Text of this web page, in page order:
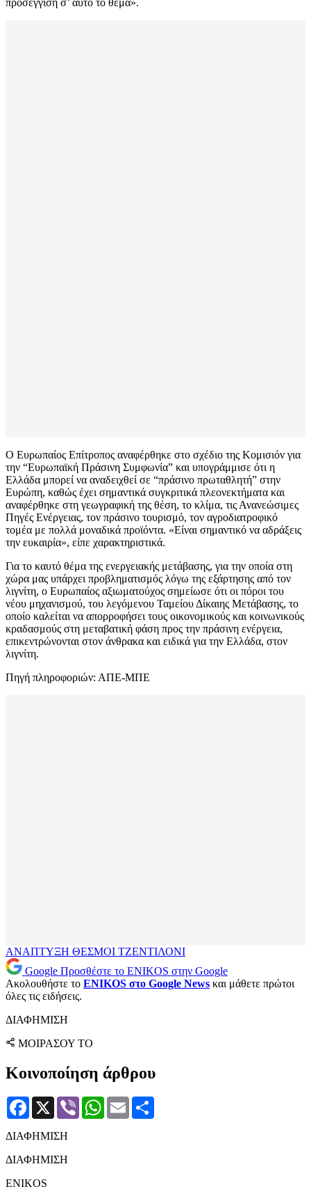
προσέγγιση σ’ αυτό το θέμα».
Ο Ευρωπαίος Επίτροπος αναφέρθηκε στο σχέδιο της Κομισιόν για
την “Ευρωπαϊκή Πράσινη Συμφωνία” και υπογράμμισε ότι η
Ελλάδα μπορεί να αναδειχθεί σε “πράσινο πρωταθλητή” στην
Ευρώπη, καθώς έχει σημαντικά συγκριτικά πλεονεκτήματα και
αναφέρθηκε στη γεωγραφική της θέση, το κλίμα, τις Ανανεώσιμες
Πηγές Ενέργειας, τον πράσινο τουρισμό, τον αγροδιατροφικό
τομέα με πολλά μοναδικά προϊόντα. «Είναι σημαντικό να αδράξεις
την ευκαιρία», είπε χαρακτηριστικά.
Για το καυτό θέμα της ενεργειακής μετάβασης, για την οποία στη
χώρα μας υπάρχει προβληματισμός λόγω της εξάρτησης από τον
λιγνίτη, ο Ευρωπαίος αξιωματούχος σημείωσε ότι οι πόροι του
νέου μηχανισμού, του λεγόμενου Ταμείου Δίκαιης Μετάβασης, το
οποίο καλείται να απορροφήσει τους οικονομικούς και κοινωνικούς
κραδασμούς στη μεταβατική φάση προς την πράσινη ενέργεια,
επικεντρώνονται στον άνθρακα και ειδικά για την Ελλάδα, στον
λιγνίτη.
Πηγή πληροφοριών: ΑΠΕ-ΜΠΕ
ΑΝΑΠΤΥΞΗ ΘΕΣΜΟΙ ΤΖΕΝΤΙΛΟΝΙ
Google Προσθέστε το ENIKOS στην Google
Ακολουθήστε το ENIKOS στο Google News και μάθετε πρώτοι
όλες τις ειδήσεις.
ΔΙΑΦΗΜΙΣΗ
ΜΟΙΡΑΣΟΥ ΤΟ
Κοινοποίηση άρθρου
Facebook
X Viber WhatsApp
Email
ΔΙΑΦΗΜΙΣΗ
ΔΙΑΦΗΜΙΣΗ
ENIKOS